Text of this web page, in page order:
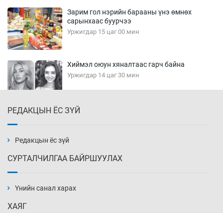
Зарим гол нэрийн барааны үнэ өмнөх
сарынхаас буурчээ
Уржигдар 15 цаг 00 мин
Хиймэл оюун хяналтаас гарч байна
Уржигдар 14 цаг 30 мин
Уржигдар 14 цаг 00 мин
нэмэгджээ
РЕДАКЦЫН ЁС ЗҮЙ
Редакцын ёс зүй
СУРТАЛЧИЛГАА БАЙРШУУЛАХ
Үнийн санал харах
ХАЯГ